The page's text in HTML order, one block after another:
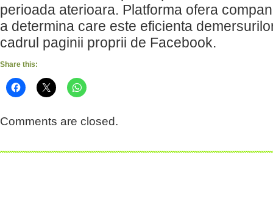
perioada aterioara. Platforma ofera
a determina care este eficienta
cadrul paginii proprii de Facebook.
Share this:
Comments are closed.